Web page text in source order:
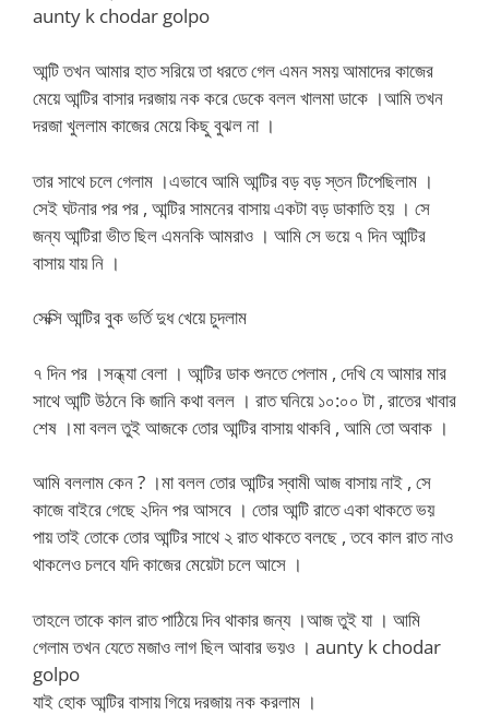
aunty k chodar golpo
আন্টি তখন আমার হাত সরিয়ে তা ধরতে গেল এমন সময় আমাদের কাজের
মেয়ে আন্টির বাসার দরজায় নক করে ডেকে বলল খালমা ডাকে ।আমি তখন
দরজা খুললাম কাজের মেয়ে কিছু বুঝল না ।
তার সাথে চলে গেলাম ।এভাবে আমি আন্টির বড় বড় স্তন টিপেছিলাম ।
সেই ঘটনার পর পর , আন্টির সামনের বাসায় একটা বড় ডাকাতি হয় । সে
জন্য আন্টিরা ভীত ছিল এমনকি আমরাও । আমি সে ভয়ে ৭ দিন আন্টির
বাসায় যায় নি ।
সেক্সি আন্টির বুক ভর্তি দুধ খেয়ে চুদলাম
৭ দিন পর ।সন্ধ্যা বেলা । আন্টির ডাক শুনতে পেলাম , দেখি যে আমার মার
সাথে আন্টি উঠনে কি জানি কথা বলল । রাত ঘনিয়ে ১০:০০ টা , রাতের খাবার
শেষ ।মা বলল তুই আজকে তোর আন্টির বাসায় থাকবি , আমি তো অবাক ।
আমি বললাম কেন ? ।মা বলল তোর আন্টির স্বামী আজ বাসায় নাই , সে
কাজে বাইরে গেছে ২দিন পর আসবে । তোর আন্টি রাতে একা থাকতে ভয়
পায় তাই তোকে তোর আন্টির সাথে ২ রাত থাকতে বলছে , তবে কাল রাত নাও
থাকলেও চলবে যদি কাজের মেয়েটা চলে আসে ।
তাহলে তাকে কাল রাত পাঠিয়ে দিব থাকার জন্য ।আজ তুই যা । আমি
গেলাম তখন যেতে মজাও লাগ ছিল আবার ভয়ও । aunty k chodar
golpo
যাই হোক আন্টির বাসায় গিয়ে দরজায় নক করলাম ।